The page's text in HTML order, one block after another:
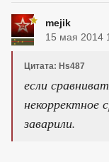
mejik
15 мая 2014
Цитата: Hs487
если
некорректное
заварили.